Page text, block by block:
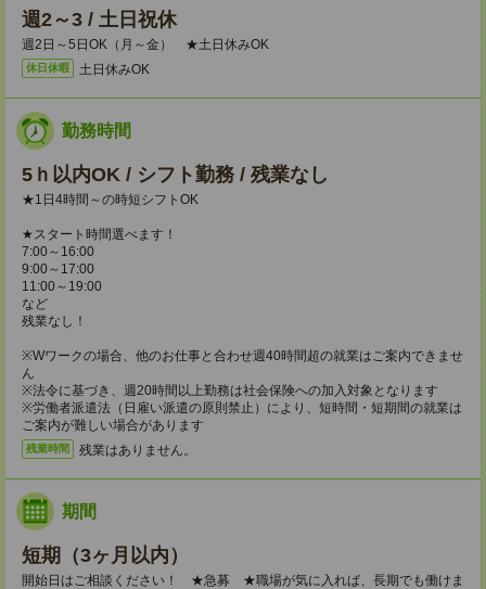
週2～3 / 土日祝休
週2日～5日OK（月～金） ★土日休みOK
休日休暇 土日休みOK
勤務時間
5ｈ以内OK / シフト勤務 / 残業なし
★1日4時間～の時短シフトOK
★スタート時間選べます！
7:00～16:00
9:00～17:00
11:00～19:00
など
残業なし！
※Wワークの場合、他のお仕事と合わせ週40時間超の就業はご案内できませ
ん
※法令に基づき、週20時間以上勤務は社会保険への加入対象となります
※労働者派遣法（日雇い派遣の原則禁止）により、短時間・短期間の就業は
ご案内が難しい場合があります
残業時間 残業はありません。
期間
短期（3ヶ月以内）
開始日はご相談ください！ ★急募 ★職場が気に入れば、長期でも働けま